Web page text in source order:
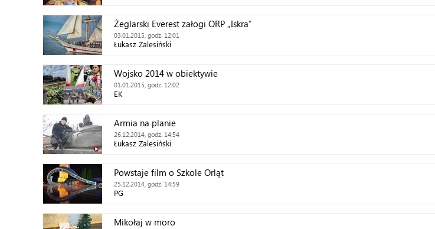
Żeglarski Everest załogi ORP „Iskra”
03.01.2015, godz. 12:01
Łukasz Zalesiński
Wojsko 2014 w obiektywie
01.01.2015, godz. 12:02
EK
Armia na planie
26.12.2014, godz. 14:54
Łukasz Zalesiński
Powstaje film o Szkole Orląt
25.12.2014, godz. 14:59
PG
Mikołaj w moro